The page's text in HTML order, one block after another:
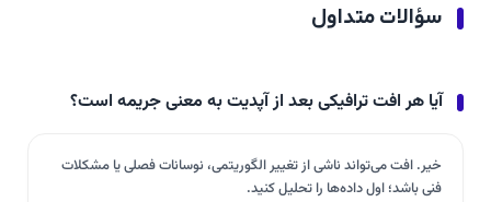
سؤالات متداول
آیا هر افت ترافیکی بعد از آپدیت به معنی جریمه است؟
خیر. افت می‌تواند ناشی از تغییر الگوریتمی، نوسانات فصلی یا مشکلات
فنی باشد؛ اول داده‌ها را تحلیل کنید.